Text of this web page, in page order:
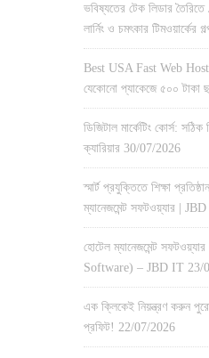
ভবিষ্যতের টেক লিডার
লার্নিং ও চমৎকার টিমওয়ার্কের
Best USA Fast Web
যেকোনো প্যাকেজে ৫০০ টাকা
ডিজিটাল মার্কেটিং কোর্স:
ক্যারিয়ার 30/07/2026
স্মার্ট প্রযুক্তিতে শিক্ষা
ম্যানেজমেন্ট সফটওয়্যার |
হোটেল ম্যানেজমেন্ট
Software) – JBD IT 23/
এক ক্লিকেই নিয়ন্ত্রণ করুন
প্রফিট! 22/07/2026